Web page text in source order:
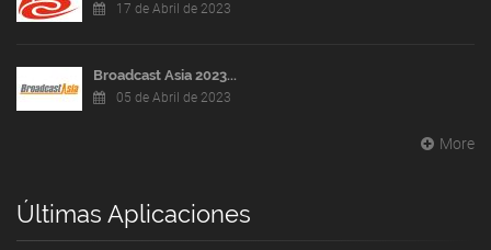
17 de Abril de 2023
Broadcast Asia 2023...
05 de Abril de 2023
More
Últimas Aplicaciones